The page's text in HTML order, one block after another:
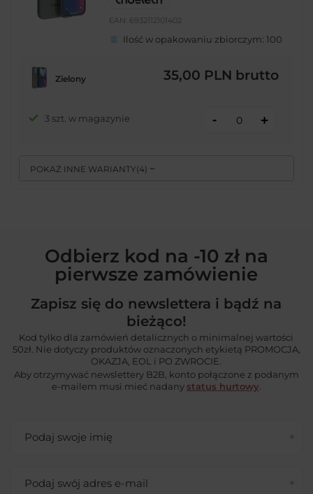
EAN: 6932112101402
Ilość w opakowaniu zbiorczym:100
POKAŻ INNE WARIANTY(4)
Zielony 35,00 PLN brutto
3 szt. w magazynie - +
Odbierz kod na -10 zł na
pierwsze zamówienie
Zapisz się do newslettera i bądź na
bieżąco!
Kod tylko dla zamówień detalicznych o minimalnej wartości
50zł. Nie dotyczy produktów oznaczonych etykietą PROMOCJA,
OKAZJA, EOL i PO ZWROCIE.
Aby otrzymywać newslettery B2B, konto połączone z podanym
e-mailem musi mieć nadany status hurtowy.
Podaj swoje imię
Podaj swój adres e-mail